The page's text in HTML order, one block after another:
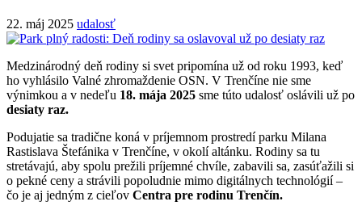
22. máj 2025 udalosť
Medzinárodný deň rodiny si svet pripomína už od roku 1993, keď
ho vyhlásilo Valné zhromaždenie OSN. V Trenčíne nie sme
výnimkou a v nedeľu 18. mája 2025 sme túto udalosť oslávili už po
desiaty raz.
Podujatie sa tradične koná v príjemnom prostredí parku Milana
Rastislava Štefánika v Trenčíne, v okolí altánku. Rodiny sa tu
stretávajú, aby spolu prežili príjemné chvíle, zabavili sa, zasúťažili si
o pekné ceny a strávili popoludnie mimo digitálnych technológií –
čo je aj jedným z cieľov Centra pre rodinu Trenčín.